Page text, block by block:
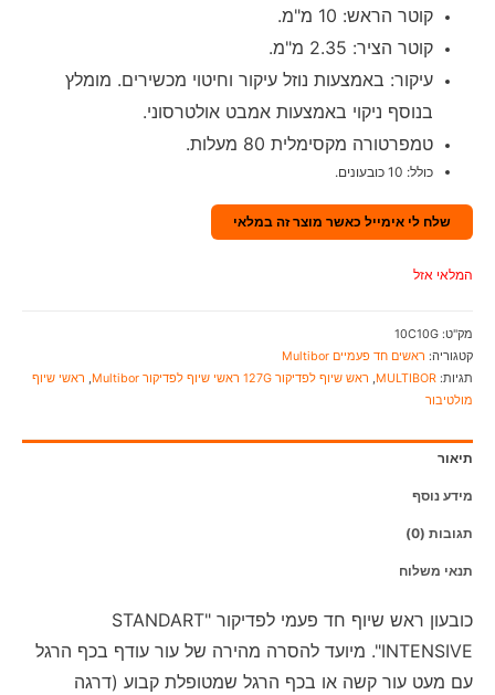
קוטר הראש: 10 מ"מ.
קוטר הציר: 2.35 מ"מ.
עיקור: באמצעות נוזל עיקור וחיטוי מכשירים. מומלץ
בנוסף ניקוי באמצעות אמבט אולטרסוני.
טמפרטורה מקסימלית 80 מעלות.
כולל: 10 כובעונים.
שלח לי אימייל כאשר מוצר זה במלאי
המלאי אזל
מק"ט: 10C10G
קטגוריה: ראשים חד פעמיים Multibor
תגיות: MULTIBOR
, ראש שיוף לפדיקור 127G ראשי שיוף לפדיקור Multibor , ראשי שיוף
מולטיבור
תיאור
מידע נוסף
תגובות (0)
תנאי משלוח
כובעון ראש שיוף חד פעמי לפדיקור "STANDART
INTENSIVE". מיועד להסרה מהירה של עור עודף בכף הרגל
עם מעט עור קשה או בכף הרגל שמטופלת קבוע (דרגה